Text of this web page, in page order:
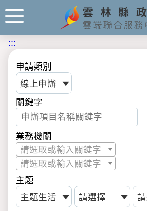
:::
申請類別
關鍵字
業務機關
請選取或輸入關鍵字
請選取或輸入關鍵字
主題